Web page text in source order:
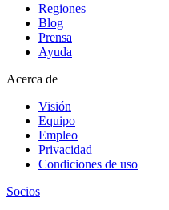
Regiones
Blog
Prensa
Ayuda
Acerca de
Visión
Equipo
Empleo
Privacidad
Condiciones de uso
Socios